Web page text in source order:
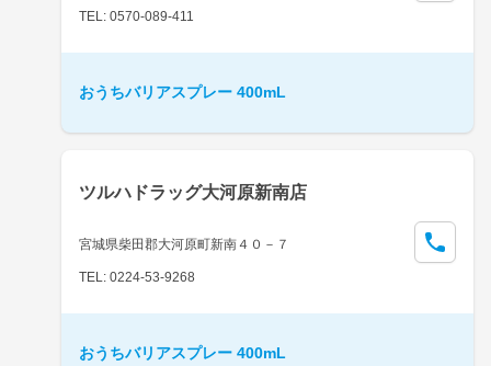
TEL: 0570-089-411
おうちバリアスプレー 400mL
ツルハドラッグ大河原新南店
宮城県柴田郡大河原町新南４０－７
TEL: 0224-53-9268
おうちバリアスプレー 400mL